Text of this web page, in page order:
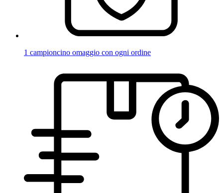
1 campioncino omaggio con ogni ordine